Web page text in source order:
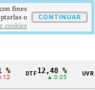
DTF 12,48 %
▲ 0.05
UVR
fines
o
cookies
CONTINUAR